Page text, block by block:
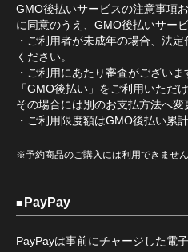
GMO後払いサービスの注意事項
に同意のうえ、GMO後払いサー
・ご利用者が未成年の場合、法
ください。
・ご利用にあたり審査がござい
「GMO後払い」をご利用いただ
その場合には別のお支払方法へ変
・ご利用限度額はGMO後払い累
※予約商品のご購入には利用できません
PayPay
PayPayは事前にチャージした電